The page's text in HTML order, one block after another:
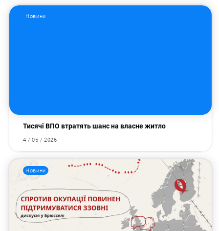
Новини
Тисячі ВПО втратять шанс на власне житло
4 / 05 / 2026
Новини